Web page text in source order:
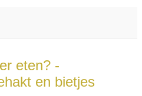
eten? -
en bietjes